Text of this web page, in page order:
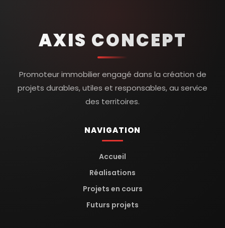
AXIS CONCEPT
Promoteur immobilier engagé dans la création de
projets durables, utiles et responsables, au service
des territoires.
NAVIGATION
Accueil
Réalisations
Projets en cours
Futurs projets